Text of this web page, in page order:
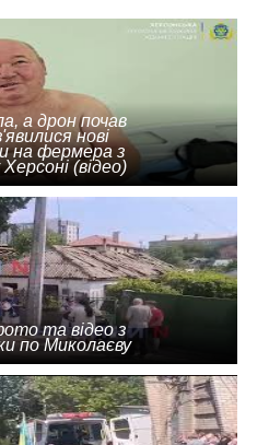
а дрон почав
нові
на фермера з
(відео)
та відео з
по Миколаєву